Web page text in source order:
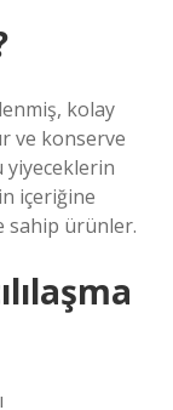
kolay
ve konserve
yiyeceklerin
içeriğine
sahip ürünler.